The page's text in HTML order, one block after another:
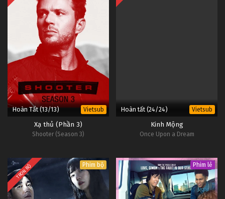
Hoàn Tất (13/13) Vietsub
Xạ thủ (Phần 3)
Shooter (Season 3)
Hoàn tất (24/24) Vietsub
Kinh Mộng
Once Upon a Dream
TRỌN BỘ Phim bộ Phim lẻ